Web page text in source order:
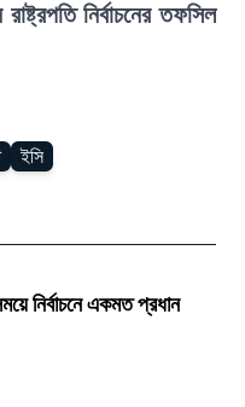
নির্বাচনের তফসিল
ইসি
নির্বাচনে একমত প্রধান